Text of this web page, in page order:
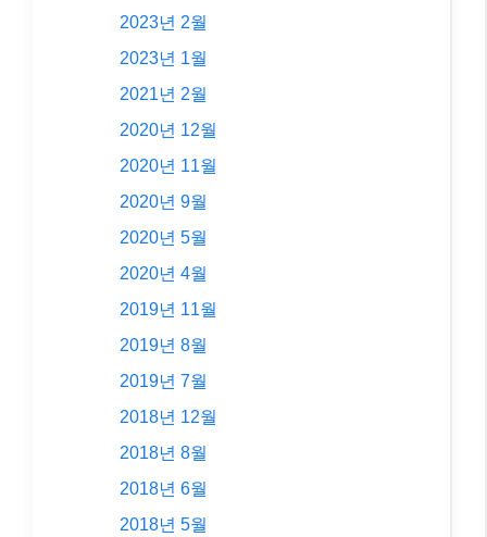
2023년 2월
2023년 1월
2021년 2월
2020년 12월
2020년 11월
2020년 9월
2020년 5월
2020년 4월
2019년 11월
2019년 8월
2019년 7월
2018년 12월
2018년 8월
2018년 6월
2018년 5월